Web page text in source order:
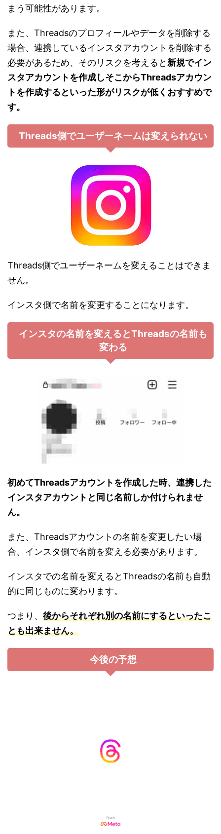
まう可能性があります。
また、Threadsのプロフィールやデータを削除する
場合、連携しているインスタアカウントを削除する
必要があるため、そのリスクを考えると 新規でイン
スタアカウントを作成しそこからThreadsアカウン
トを作成するといった形がリスクが低くおすすめで
す。
Threads側でユーザーネームは変えられない
Threads側でユーザーネームを変えることはできま
せん。
インスタ側で名前を変更することになります。
インスタの名前を変えるとThreadsの名前も
変わる
初めてThreadsアカウントを作成した時、連携した
インスタアカウントと同じ名前しか付けられませ
ん。
また、Threadsアカウントの名前を変更したい場
合、インスタ側で名前を変える必要があります。
インスタでの名前を変えるとThreadsの名前も自動
的に同じものに変わります。
つまり、 後からそれぞれ別の名前にするといったこ
とも出来ません。
今後の予想